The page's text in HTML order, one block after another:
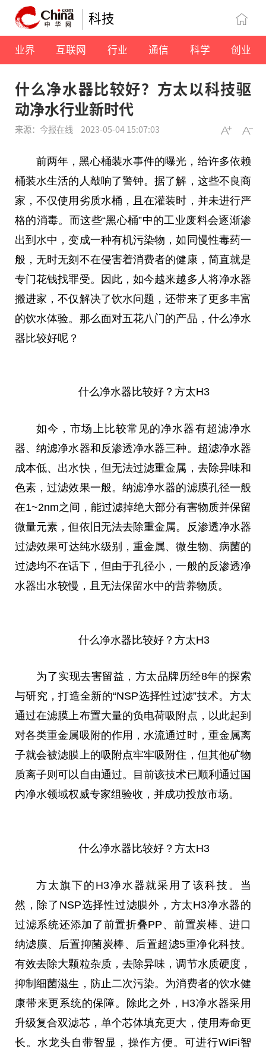
科技
业界 互联网 行业 通信 科学 创业
什么净水器比较好？方太以科技驱
动净水行业新时代
来源：今报在线 2023-05-04 15:07:03
前两年，黑心桶装水事件的曝光，给许多依赖
桶装水生活的人敲响了警钟。据了解，这些不良商
家，不仅使用劣质水桶，且在灌装时，并未进行严
格的消毒。而这些“黑心桶”中的工业废料会逐渐渗
出到水中，变成一种有机污染物，如同慢性毒药一
般，无时无刻不在侵害着消费者的健康，简直就是
专门花钱找罪受。因此，如今越来越多人将净水器
搬进家，不仅解决了饮水问题，还带来了更多丰富
的饮水体验。那么面对五花八门的产品，什么净水
器比较好呢？
什么净水器比较好？方太H3
如今，市场上比较常见的净水器有超滤净水
器、纳滤净水器和反渗透净水器三种。超滤净水器
成本低、出水快，但无法过滤重金属，去除异味和
色素，过滤效果一般。纳滤净水器的滤膜孔径一般
在1~2nm之间，能过滤掉绝大部分有害物质并保留
微量元素，但依旧无法去除重金属。反渗透净水器
过滤效果可达纯水级别，重金属、微生物、病菌的
过滤均不在话下，但由于孔径小，一般的反渗透净
水器出水较慢，且无法保留水中的营养物质。
什么净水器比较好？方太H3
为了实现去害留益，方太品牌历经8年的探索
与研究，打造全新的“NSP选择性过滤”技术。方太
通过在滤膜上布置大量的负电荷吸附点，以此起到
对各类重金属吸附的作用，水流通过时，重金属离
子就会被滤膜上的吸附点牢牢吸附住，但其他矿物
质离子则可以自由通过。目前该技术已顺利通过国
内净水领域权威专家组验收，并成功投放市场。
什么净水器比较好？方太H3
方太旗下的H3净水器就采用了该科技。当
然，除了NSP选择性过滤膜外，方太H3净水器的
过滤系统还添加了前置折叠PP、前置炭棒、进口
纳滤膜、后置抑菌炭棒、后置超滤5重净化科技。
有效去除大颗粒杂质，去除异味，调节水质硬度，
抑制细菌滋生，防止二次污染。为消费者的饮水健
康带来更系统的保障。除此之外，H3净水器采用
升级复合双滤芯，单个芯体填充更大，使用寿命更
长。水龙头自带智显，操作方便。可进行WiFi智